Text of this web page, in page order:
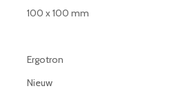
100 x 100 mm
Ergotron
Nieuw